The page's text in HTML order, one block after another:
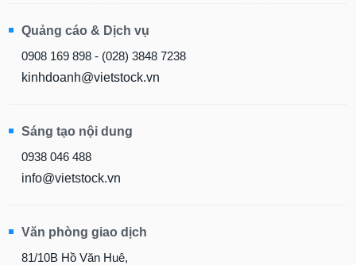
Quảng cáo & Dịch vụ
0908 169 898 - (028) 3848 7238
kinhdoanh@vietstock.vn
Sáng tạo nội dung
0938 046 488
info@vietstock.vn
Văn phòng giao dịch
81/10B Hồ Văn Huê,